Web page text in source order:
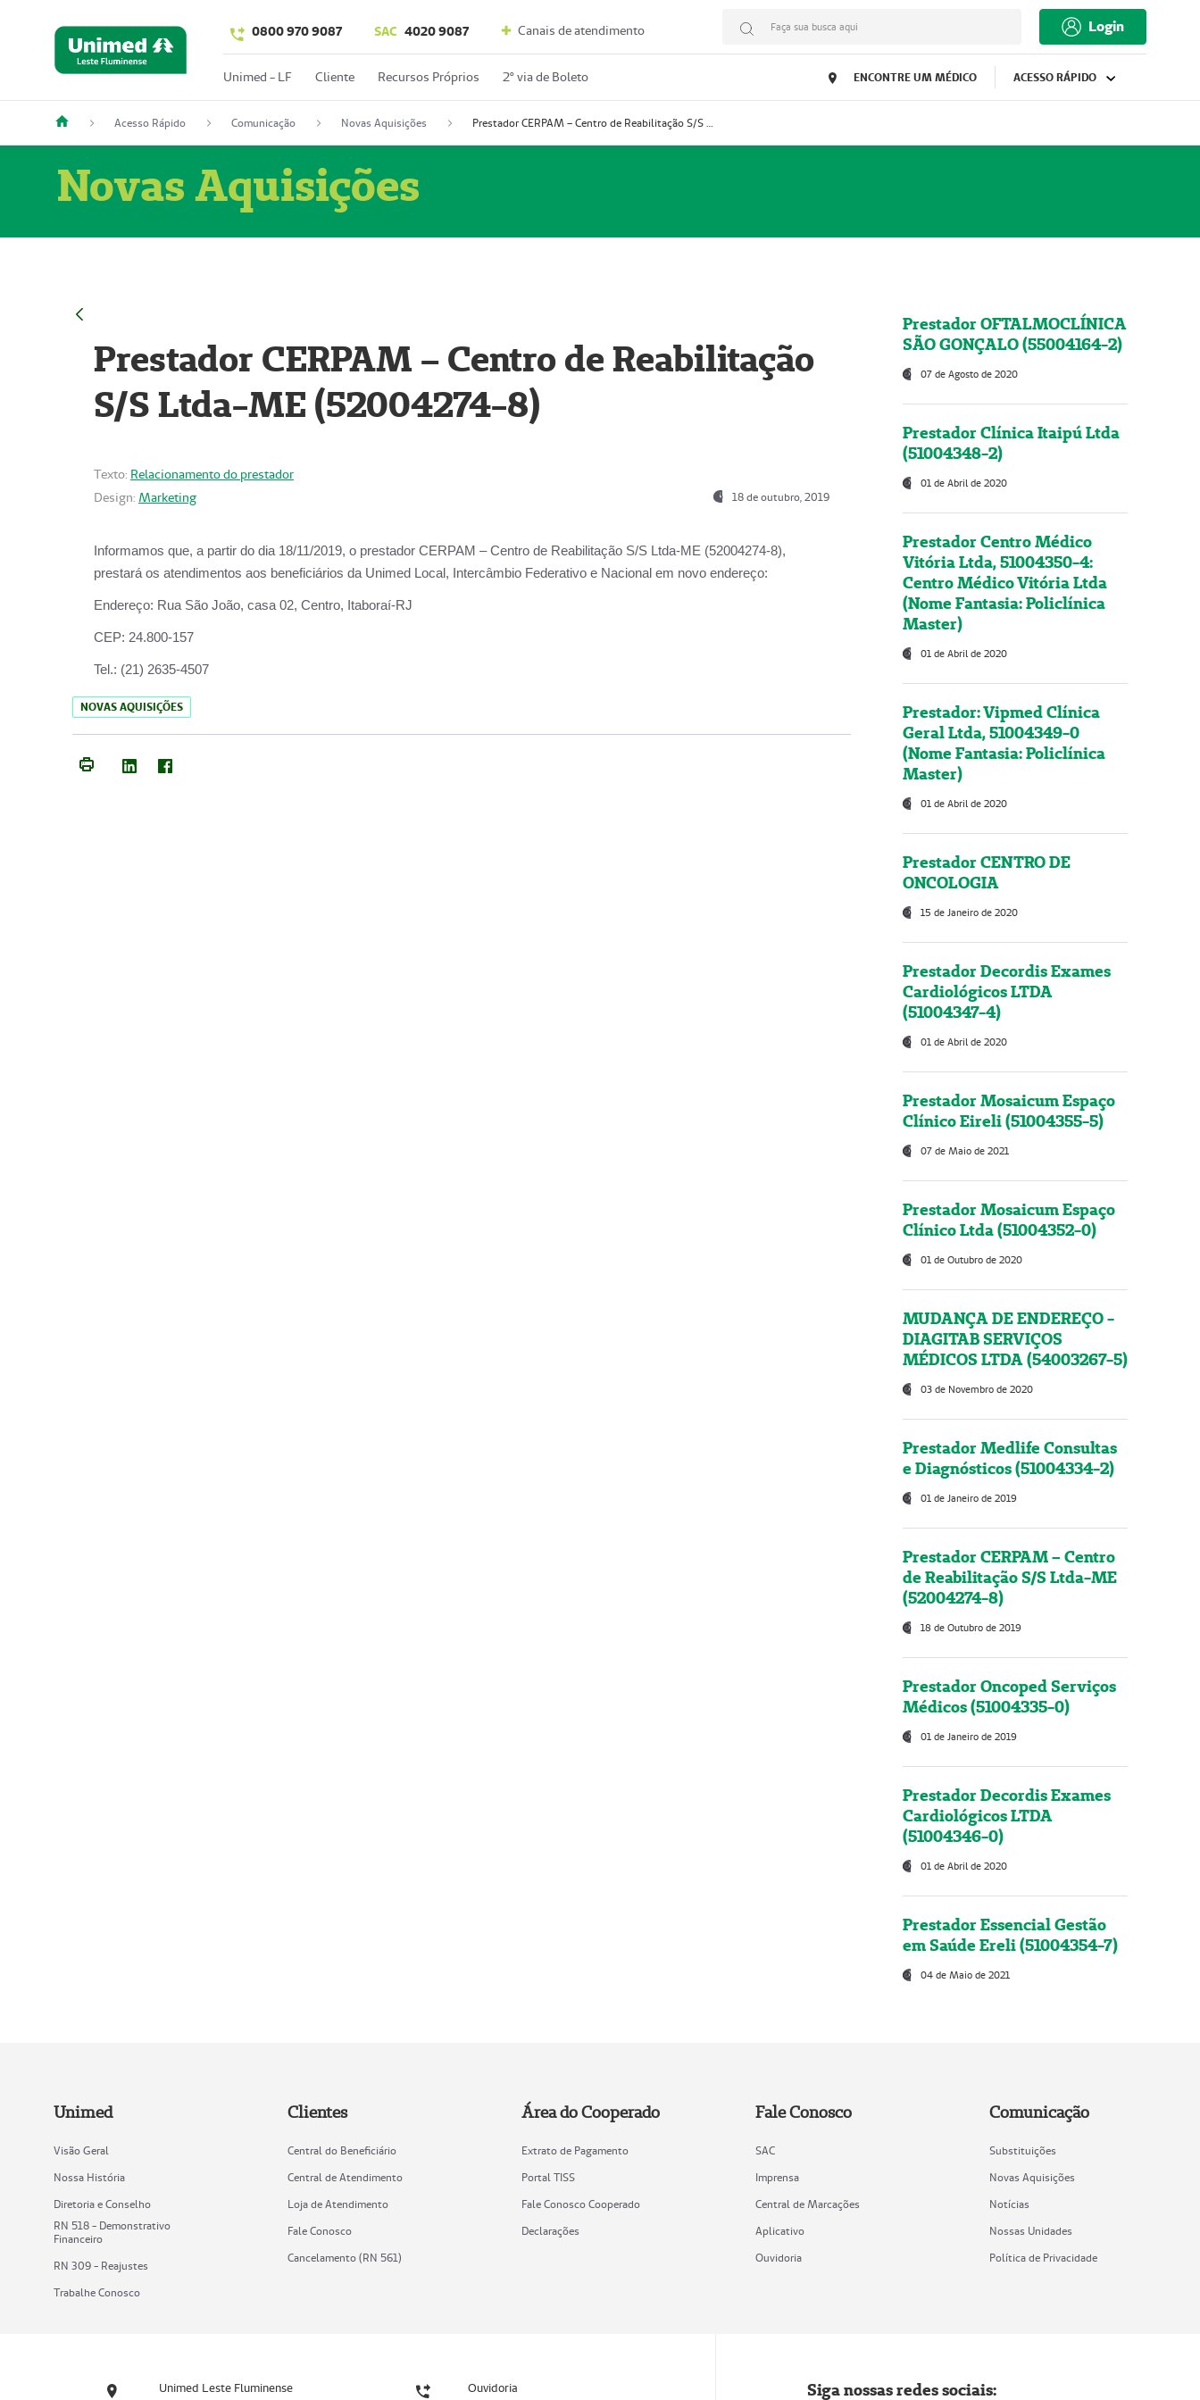
0800 970 9087 SAC 4020 9087 Canais de atendimento Faça sua busca aqui Login
Unimed - LF Cliente Recursos Próprios 2º via de Boleto ENCONTRE UM MÉDICO ACESSO RÁPIDO
Acesso Rápido Comunicação Novas Aquisições Prestador CERPAM – Centro de Reabilitação S/S Ltda-ME (52004274-8)
Novas Aquisições
Prestador CERPAM – Centro de Reabilitação
S/S Ltda-ME (52004274-8)
Texto: Relacionamento do prestador
Design: Marketing 18 de outubro, 2019
Informamos que, a partir do dia 18/11/2019, o prestador CERPAM – Centro de Reabilitação S/S Ltda-ME (52004274-8),
prestará os atendimentos aos beneficiários da Unimed Local, Intercâmbio Federativo e Nacional em novo endereço:
Endereço: Rua São João, casa 02, Centro, Itaboraí-RJ
CEP: 24.800-157
Tel.: (21) 2635-4507
NOVAS AQUISIÇÕES
Prestador OFTALMOCLÍNICA
SÃO GONÇALO (55004164-2)
07 de Agosto de 2020
Prestador Clínica Itaipú Ltda
(51004348-2)
01 de Abril de 2020
Prestador Centro Médico
Vitória Ltda, 51004350-4:
Centro Médico Vitória Ltda
(Nome Fantasia: Policlínica
Master)
01 de Abril de 2020
Prestador: Vipmed Clínica
Geral Ltda, 51004349-0
(Nome Fantasia: Policlínica
Master)
01 de Abril de 2020
Prestador CENTRO DE
ONCOLOGIA
15 de Janeiro de 2020
Prestador Decordis Exames
Cardiológicos LTDA
(51004347-4)
01 de Abril de 2020
Prestador Mosaicum Espaço
Clínico Eireli (51004355-5)
07 de Maio de 2021
Prestador Mosaicum Espaço
Clínico Ltda (51004352-0)
01 de Outubro de 2020
MUDANÇA DE ENDEREÇO -
DIAGITAB SERVIÇOS
MÉDICOS LTDA (54003267-5)
03 de Novembro de 2020
Prestador Medlife Consultas
e Diagnósticos (51004334-2)
01 de Janeiro de 2019
Prestador CERPAM – Centro
de Reabilitação S/S Ltda-ME
(52004274-8)
18 de Outubro de 2019
Prestador Oncoped Serviços
Médicos (51004335-0)
01 de Janeiro de 2019
Prestador Decordis Exames
Cardiológicos LTDA
(51004346-0)
01 de Abril de 2020
Prestador Essencial Gestão
em Saúde Ereli (51004354-7)
04 de Maio de 2021
Unimed
Visão Geral
Nossa História
Diretoria e Conselho
RN 518 - Demonstrativo
Financeiro
RN 309 - Reajustes
Trabalhe Conosco
Clientes
Central do Beneficiário
Central de Atendimento
Loja de Atendimento
Fale Conosco
Cancelamento (RN 561)
Área do Cooperado
Extrato de Pagamento
Portal TISS
Fale Conosco Cooperado
Declarações
Fale Conosco
SAC
Imprensa
Central de Marcações
Aplicativo
Ouvidoria
Comunicação
Substituições
Novas Aquisições
Notícias
Nossas Unidades
Política de Privacidade
Unimed Leste Fluminense Ouvidoria Siga nossas redes sociais: